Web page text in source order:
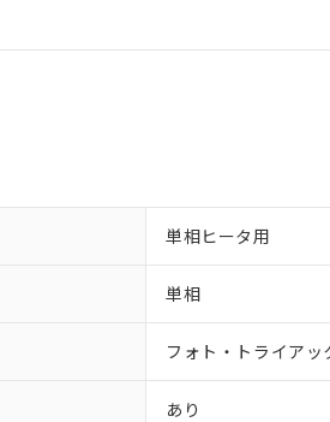
単相ヒータ用
単相
フォト・トライアッ
あり